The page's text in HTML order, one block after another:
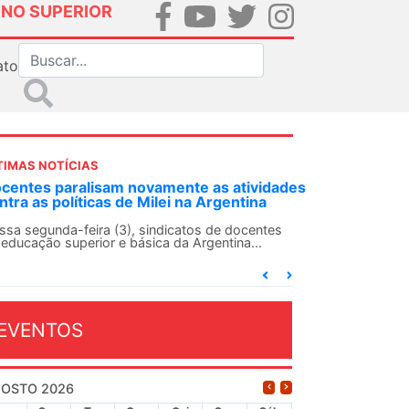
SUPERIOR
NOTÍCIAS
ANDES-SN convoca docentes para Dia de
Solidariedade Internacionalista com Cuba em
O ANDES-SN conclama suas seções sindicais e o
2026